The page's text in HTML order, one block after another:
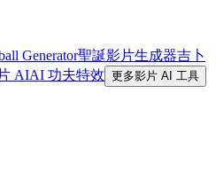
Generator聖誕影片生成器吉卜
AIAI 功夫特效 更多影片 AI 工具